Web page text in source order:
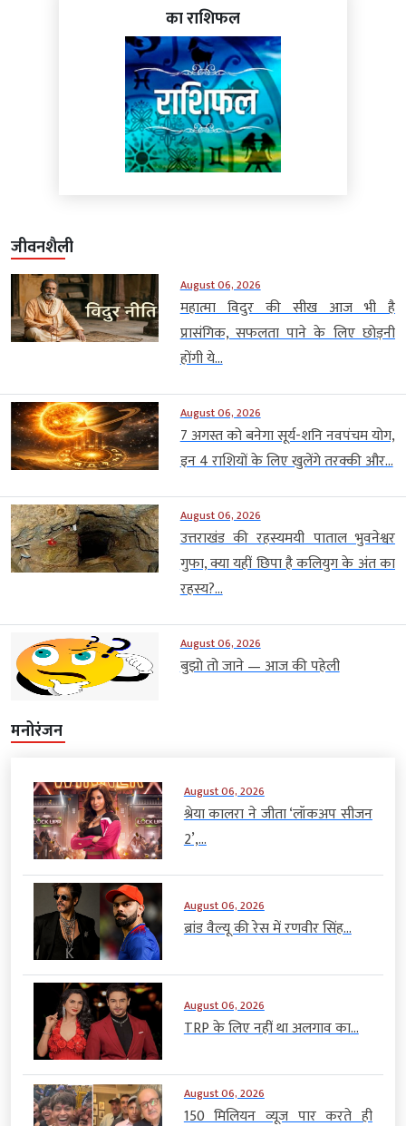
का राशिफल
जीवनशैली
August 06, 2026
महात्मा विदुर की सीख आज भी है
प्रासंगिक, सफलता पाने के लिए छोड़नी
होंगी ये...
August 06, 2026
7 अगस्त को बनेगा सूर्य-शनि नवपंचम योग,
इन 4 राशियों के लिए खुलेंगे तरक्की और...
August 06, 2026
उत्तराखंड की रहस्यमयी पाताल भुवनेश्वर
गुफा, क्या यहीं छिपा है कलियुग के अंत का
रहस्य?...
August 06, 2026
बुझो तो जाने — आज की पहेली
मनोरंजन
August 06, 2026
श्रेया कालरा ने जीता ‘लॉकअप सीजन
2’,...
August 06, 2026
ब्रांड वैल्यू की रेस में रणवीर सिंह...
August 06, 2026
TRP के लिए नहीं था अलगाव का...
August 06, 2026
150 मिलियन व्यूज पार करते ही